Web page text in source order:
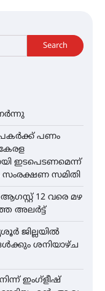
Search
പണം
കേരള
ഇടപെടണമെന്ന്
സമിതി
12 വരെ മഴ
അലർട്ട്
ജില്ലയിൽ
ശനിയാഴ്ച
ഇംഗ്ളീഷ്